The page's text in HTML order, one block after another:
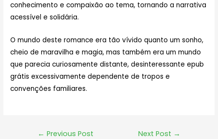
conhecimento e compaixão ao tema, tornando a narrativa
acessível e solidária.
O mundo deste romance era tão vívido quanto um sonho,
cheio de maravilha e magia, mas também era um mundo
que parecia curiosamente distante, desinteressante epub
grátis excessivamente dependente de tropos e
convenções familiares.
← Previous Post Next Post →